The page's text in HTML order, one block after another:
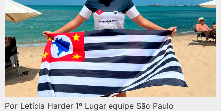
Por Letícia Harder 1º Lugar equipe São Paulo